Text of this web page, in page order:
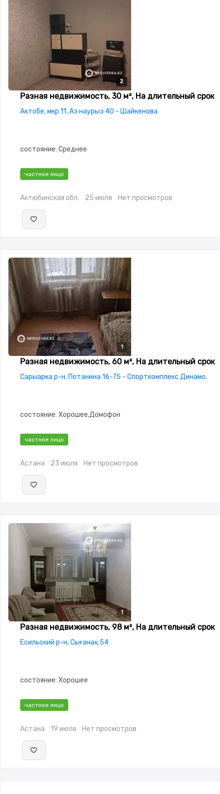
2
2
Разная недвижимость, 30 м², На длительный срок
Актобе, мкр 11, Аз наурыз 40 - Шайкенова
состояние: Среднее
частное лицо
Актюбинская обл. 25 июля Нет просмотров
1
Разная недвижимость, 60 м², На длительный срок
Сарыарка р-н, Потанина 16-75 - Спорткомплекс Динамо.
состояние: Хорошее,Домофон
частное лицо
Астана 23 июля Нет просмотров
1
Разная недвижимость, 98 м², На длительный срок
Есильский р-н, Сығанақ 54
состояние: Хорошее
частное лицо
Астана 19 июля Нет просмотров